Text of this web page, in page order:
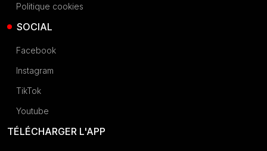
Politique cookies
SOCIAL
Facebook
Instagram
TikTok
Youtube
TÉLÉCHARGER L'APP